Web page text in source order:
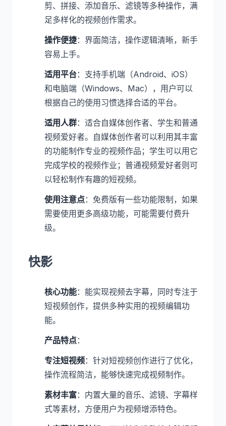
剪、拼接、添加音乐、滤镜等多种操作，满
足多样化的视频创作需求。
操作便捷：界面简洁，操作逻辑清晰，新手
容易上手。
适用平台：支持手机端（Android、iOS）
和电脑端（Windows、Mac），用户可以
根据自己的使用习惯选择合适的平台。
适用人群：适合自媒体创作者、学生和普通
视频爱好者。自媒体创作者可以利用其丰富
的功能制作专业的视频作品；学生可以用它
完成学校的视频作业；普通视频爱好者则可
以轻松制作有趣的短视频。
使用注意点：免费版有一些功能限制，如果
需要使用更多高级功能，可能需要付费升
级。
快影
核心功能：能实现视频去字幕，同时专注于
短视频创作，提供多种实用的视频编辑功
能。
产品特点：
专注短视频：针对短视频创作进行了优化，
操作流程简洁，能够快速完成视频制作。
素材丰富：内置大量的音乐、滤镜、字幕样
式等素材，方便用户为视频增添特色。